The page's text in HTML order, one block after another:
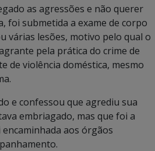
as agressões e não querer
foi submetida a exame de corpo
várias lesões, motivo pelo qual o
pela prática do crime de
de violência doméstica, mesmo
e confessou que agrediu sua
embriagado, mas que foi a
aos órgãos